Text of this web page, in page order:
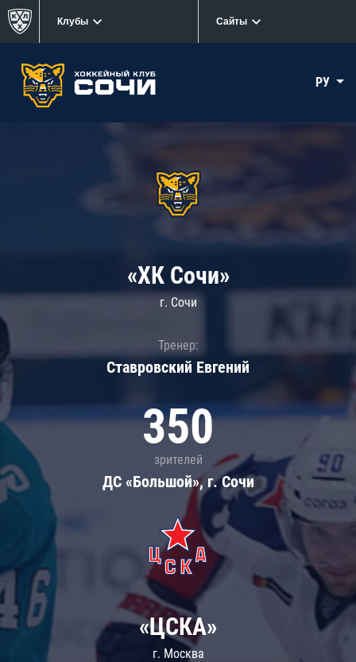
Клубы Сайты
РУ
«ХК Сочи»
г. Сочи
Тренер:
Ставровский Евгений
350
зрителей
ДС «Большой», г. Сочи
«ЦСКА»
г. Москва